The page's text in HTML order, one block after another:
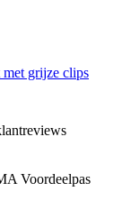
grijze clips
Voordeelpas